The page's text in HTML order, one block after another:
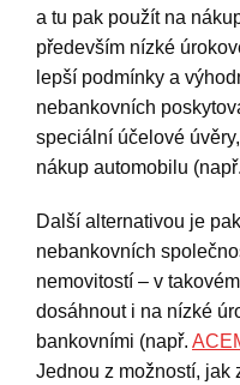
a tu pak použít na
především nízké
lepší podmínky a
nebankovních
speciální účelové
nákup automobilu
Další alternativou je
nebankovních
nemovitostí – v
dosáhnout i na nízké
bankovními (např.
Jednou z možností, jak